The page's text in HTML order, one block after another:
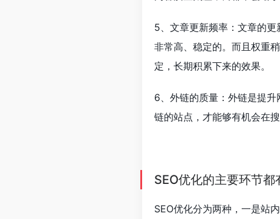
5、文章更新频率：文章的
非常高、稳定的。而且权重
定，长期积累下来的效果。
6、外链的质量：外链是提
链的站点，才能够有机会在
SEO优化的主要环节都
SEO优化分为两种，一是站